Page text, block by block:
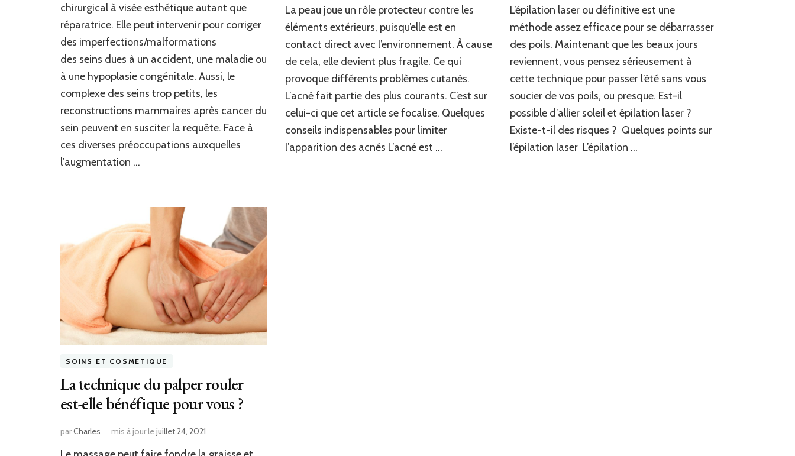
chirurgical à visée esthétique autant que
réparatrice. Elle peut intervenir pour corriger
des imperfections/malformations
des seins dues à un accident, une maladie ou
à une hypoplasie congénitale. Aussi, le
complexe des seins trop petits, les
reconstructions mammaires après cancer du
sein peuvent en susciter la requête. Face à
ces diverses préoccupations auxquelles
l’augmentation …
La peau joue un rôle protecteur contre les
éléments extérieurs, puisqu’elle est en
contact direct avec l’environnement. À cause
de cela, elle devient plus fragile. Ce qui
provoque différents problèmes cutanés.
L’acné fait partie des plus courants. C’est sur
celui-ci que cet article se focalise. Quelques
conseils indispensables pour limiter
l’apparition des acnés L’acné est …
L’épilation laser ou définitive est une
méthode assez efficace pour se débarrasser
des poils. Maintenant que les beaux jours
reviennent, vous pensez sérieusement à
cette technique pour passer l’été sans vous
soucier de vos poils, ou presque. Est-il
possible d’allier soleil et épilation laser ?
Existe-t-il des risques ? Quelques points sur
l’épilation laser L’épilation …
SOINS ET COSMETIQUE
La technique du palper rouler
est-elle bénéfique pour vous ?
parCharles mis à jour lejuillet 24, 2021